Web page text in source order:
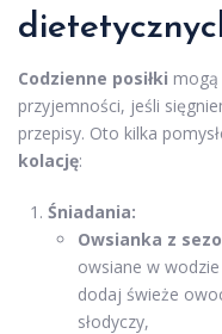
Codzienne posiłki mogą
przyjemności, jeśli
przepisy. Oto kilka
kolację:
Śniadania:
Owsianka z
owsiane w
dodaj świeże
słodyczy,